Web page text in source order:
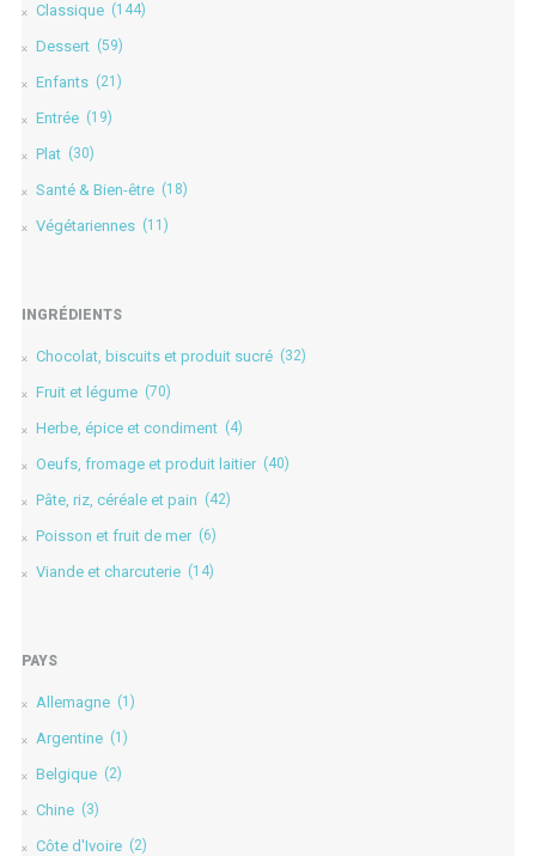
Classique (144)
Dessert (59)
Enfants (21)
Entrée (19)
Plat (30)
Santé & Bien-être (18)
Végétariennes (11)
INGRÉDIENTS
Chocolat, biscuits et produit sucré (32)
Fruit et légume (70)
Herbe, épice et condiment (4)
Oeufs, fromage et produit laitier (40)
Pâte, riz, céréale et pain (42)
Poisson et fruit de mer (6)
Viande et charcuterie (14)
PAYS
Allemagne (1)
Argentine (1)
Belgique (2)
Chine (3)
Côte d'Ivoire (2)